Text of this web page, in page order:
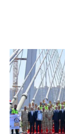
الفرج